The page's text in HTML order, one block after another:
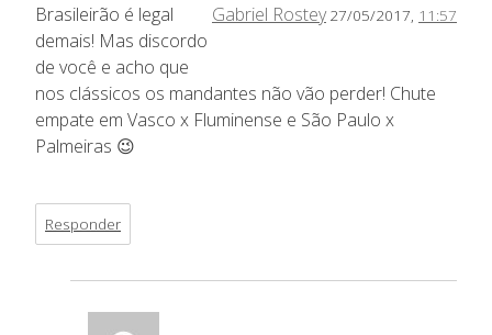
Gabriel Rostey 27/05/2017, 11:57
Brasileirão é legal
demais! Mas discordo
de você e acho que
nos clássicos os mandantes não vão perder! Chute
empate em Vasco x Fluminense e São Paulo x
Palmeiras 😉
Responder